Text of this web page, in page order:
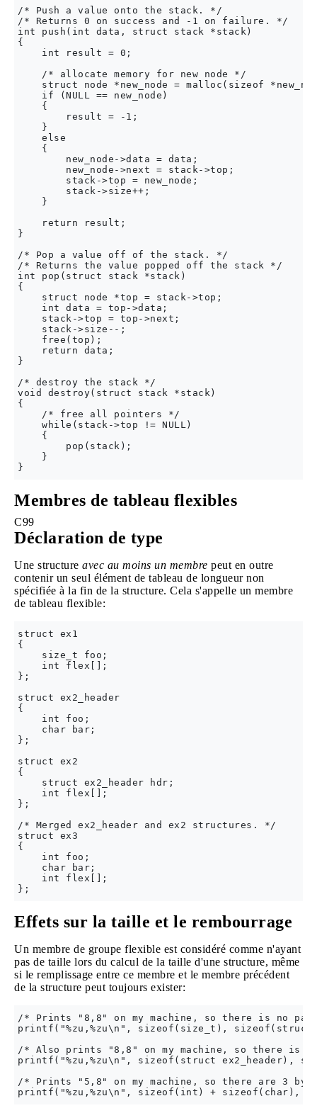
/* Push a value onto the stack. */
/* Returns 0 on success and -1 on failure. */
int push(int data, struct stack *stack)
{
    int result = 0;
    /* allocate memory for new node */
struct node *new_node = malloc(sizeof
    if (NULL == new_node)
    {
        result = -1;
    }
    else
    {
        new_node->data = data;
        new_node->next = stack->top;
        stack->top = new_node;
        stack->size++;
    }
    return result;
}
/* Pop a value off of the stack. */
/* Returns the value popped off the stack */
int pop(struct stack *stack)
{
    struct node *top = stack->top;
    int data = top->data;
    stack->top = top->next;
    stack->size--;
    free(top);
    return data;
}
/* destroy the stack */
void destroy(struct stack *stack)
{
    /* free all pointers */
    while(stack->top != NULL)
    {
        pop(stack);
    }
Membres de tableau flexibles
C99
Déclaration de type
Une structure avec au moins un membre peut en outre
contenir un seul élément de tableau de longueur non
spécifiée à la fin de la structure. Cela s'appelle un membre
de tableau flexible:
struct ex1
{
    size_t foo;
    int flex[];
};
struct ex2_header
{
    int foo;
    char bar;
};
struct ex2
{
    struct ex2_header hdr;
    int flex[];
};
/* Merged ex2_header and ex2 structures. */
struct ex3
{
    int foo;
    char bar;
    int flex[];
Effets sur la taille et le rembourrage
Un membre de groupe flexible est considéré comme n'ayant
pas de taille lors du calcul de la taille d'une structure, même
si le remplissage entre ce membre et le membre précédent
de la structure peut toujours exister:
/* Prints "8,8" on my machine, so there is no
printf("%zu,%zu\n", sizeof(size_t), sizeof(struct
/* Also prints "8,8" on my machine, so there is
printf("%zu,%zu\n", sizeof(struct ex2_header),
/* Prints "5,8" on my machine, so there are 3